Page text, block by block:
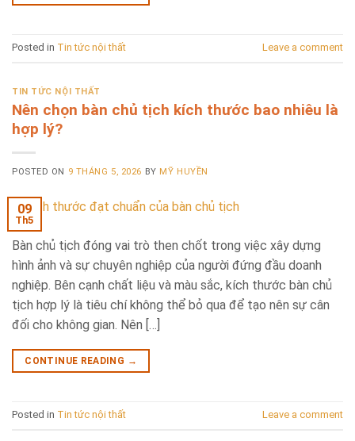
Posted in Tin tức nội thất Leave a comment
TIN TỨC NỘI THẤT
Nên chọn bàn chủ tịch kích thước bao nhiêu là
hợp lý?
POSTED ON 9 THÁNG 5, 2026 BY MỸ HUYỀN
09
Th5
Bàn chủ tịch đóng vai trò then chốt trong việc xây dựng
hình ảnh và sự chuyên nghiệp của người đứng đầu doanh
nghiệp. Bên cạnh chất liệu và màu sắc, kích thước bàn chủ
tịch hợp lý là tiêu chí không thể bỏ qua để tạo nên sự cân
đối cho không gian. Nên […]
CONTINUE READING →
Posted in Tin tức nội thất Leave a comment